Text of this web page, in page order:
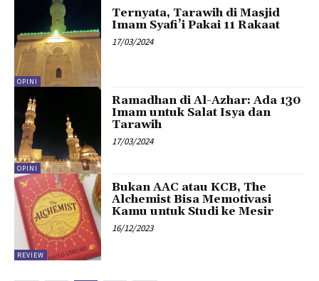
OPINI
Ternyata, Tarawih di Masjid
Imam Syafi’i Pakai 11 Rakaat
17/03/2024
OPINI
Ramadhan di Al-Azhar: Ada 130
Imam untuk Salat Isya dan
Tarawih
17/03/2024
REVIEW
Bukan AAC atau KCB, The
Alchemist Bisa Memotivasi
Kamu untuk Studi ke Mesir
16/12/2023